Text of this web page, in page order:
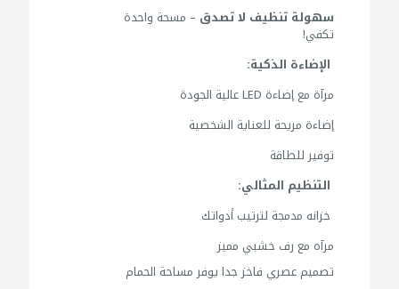
سهولة تنظيف لا تصدق – مسحة واحدة
تكفي!
الإضاءة الذكية:
مرآة مع إضاءة LED عالية الجودة
إضاءة مريحة للعناية الشخصية
توفير للطاقة
التنظيم المثالي:
خزانه مدمجة لترتيب أدواتك
مرآه مع رف خشبي مميز
تصميم عصري فاخز جدا يوفر مساحة الحمام